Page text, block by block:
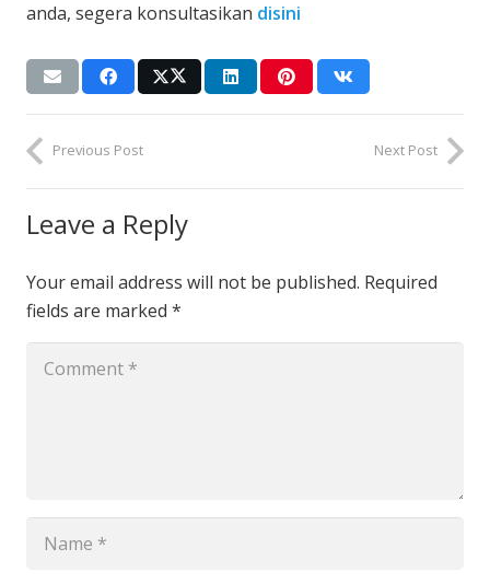
anda, segera konsultasikan disini
Previous Post Next Post
Leave a Reply
Your email address will not be published. Required
fields are marked *